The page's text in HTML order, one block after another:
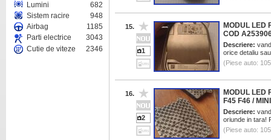
Lumini
682
Sistem racire
948
Airbag
1185
Parti electrice
3043
Cutie de viteze
2346
15.
1
MODUL LED
COD
Descriere:
orice detaliu
(Piese auto:
16.
2
MODUL LED
F45 F46 /
Descriere:
oriunde in tara!
(Piese auto: